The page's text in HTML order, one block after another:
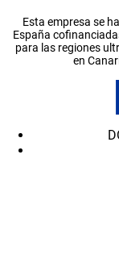
Esta empresa se
España
para las regiones
en